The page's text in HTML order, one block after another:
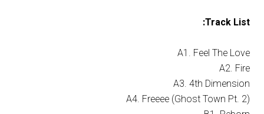
Track List:
A1. Feel The Love
A2. Fire
A3. 4th Dimension
A4. Freeee (Ghost Town Pt. 2)